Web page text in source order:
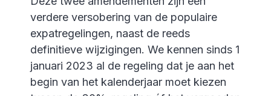
verdere versobering van de populaire
expatregelingen, naast de reeds
definitieve wijzigingen. We kennen sinds 1
januari 2023 al de regeling dat je aan het
begin van het kalenderjaar moet kiezen